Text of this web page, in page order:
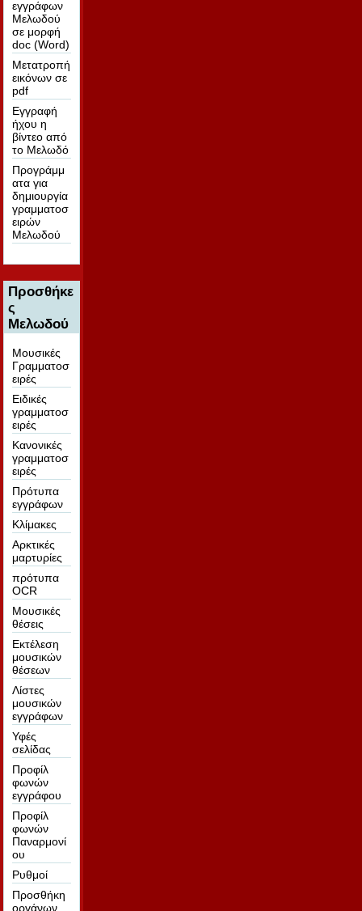
εγγράφων
Μελωδού
σε μορφή
doc (Word)
Μετατροπή
εικόνων σε
pdf
Εγγραφή
ήχου η
βίντεο από
το Μελωδό
Προγράμμ
ατα για
δημιουργία
γραμματοσ
ειρών
Μελωδού
Προσθήκε
ς
Μελωδού
Μουσικές
Γραμματοσ
ειρές
Ειδικές
γραμματοσ
ειρές
Κανονικές
γραμματοσ
ειρές
Πρότυπα
εγγράφων
Κλίμακες
Αρκτικές
μαρτυρίες
πρότυπα
OCR
Μουσικές
θέσεις
Εκτέλεση
μουσικών
θέσεων
Λίστες
μουσικών
εγγράφων
Υφές
σελίδας
Προφίλ
φωνών
εγγράφου
Προφίλ
φωνών
Παναρμονί
ου
Ρυθμοί
Προσθήκη
οργάνων